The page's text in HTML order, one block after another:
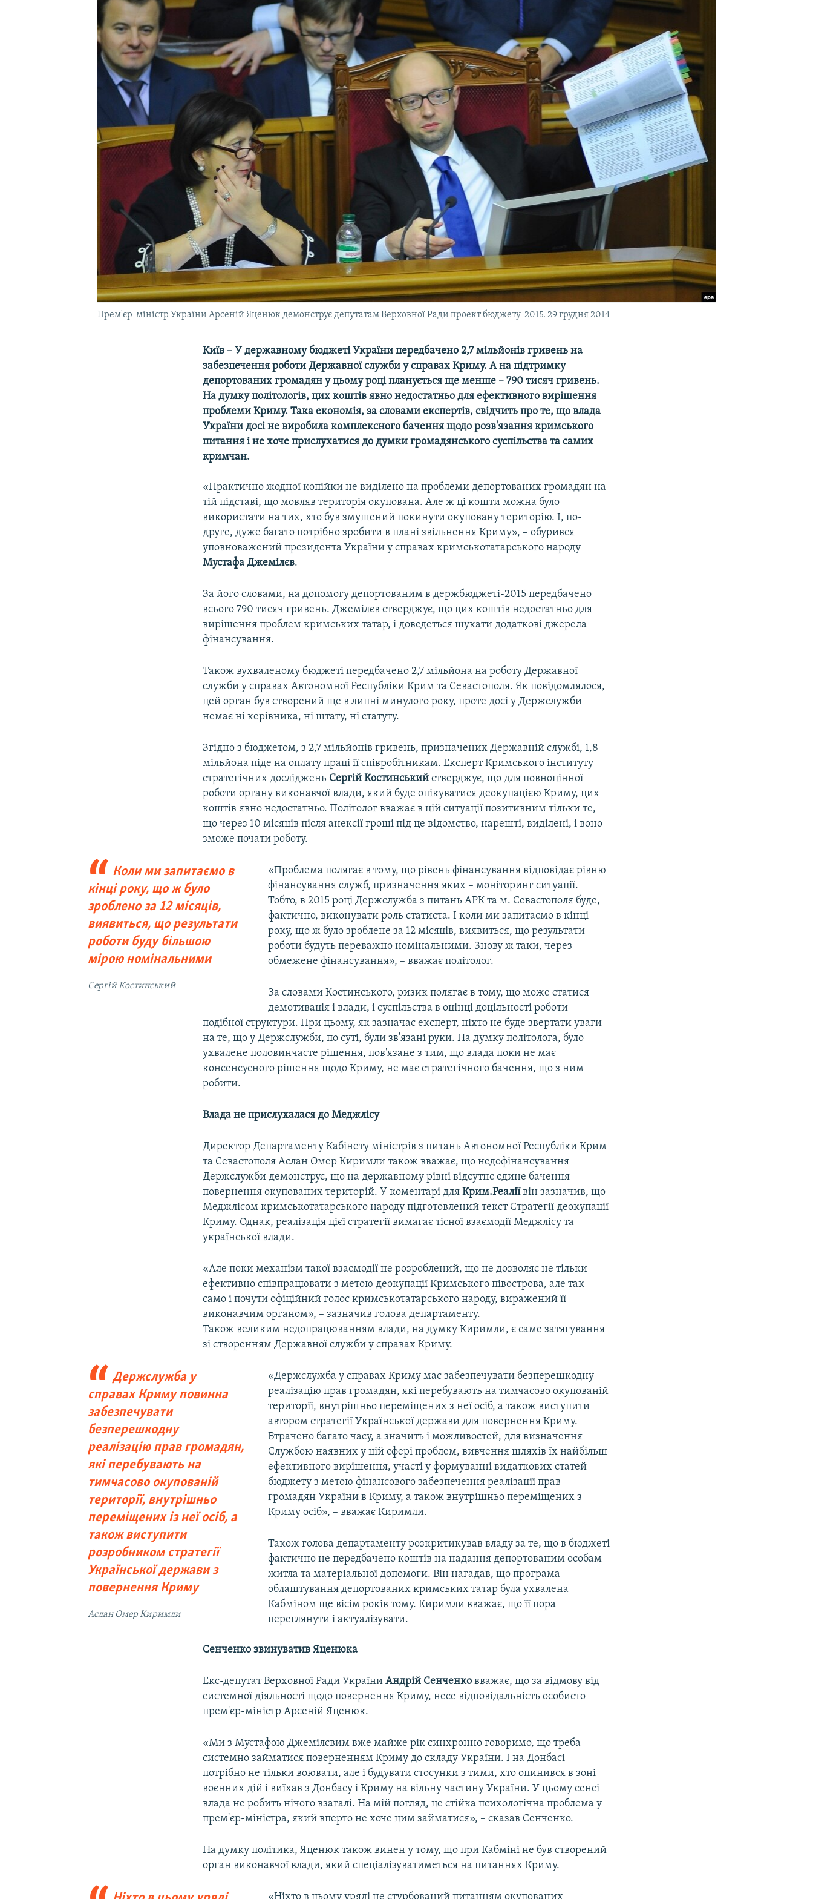
УКРАЇНСЬКА ПРОБЛЕМА КРИМУ
Прем'єр-міністр України Арсеній Яценюк демонструє депутатам Верховної Ради проект бюджету-2015. 29 грудня 2014
Київ – У державному бюджеті України передбачено 2,7 мільйонів гривень на
забезпечення роботи Державної служби у справах Криму. А на підтримку
депортованих громадян у цьому році планується ще менше – 790 тисяч гривень.
На думку політологів, цих коштів явно недостатньо для ефективного вирішення
проблеми Криму. Така економія, за словами експертів, свідчить про те, що влада
України досі не виробила комплексного бачення щодо розв'язання кримського
питання і не хоче прислухатися до думки громадянського суспільства та самих
кримчан.
«Практично жодної копійки не виділено на проблеми депортованих громадян на
тій підставі, що мовляв територія окупована. Але ж ці кошти можна було
використати на тих, хто був змушений покинути окуповану територію. І, по-
друге, дуже багато потрібно зробити в плані звільнення Криму», – обурився
уповноважений президента України у справах кримськотатарського народу
Мустафа Джемілєв.
За його словами, на допомогу депортованим в держбюджеті-2015 передбачено
всього 790 тисяч гривень. Джемілєв стверджує, що цих коштів недостатньо для
вирішення проблем кримських татар, і доведеться шукати додаткові джерела
фінансування.
Також вухваленому бюджеті передбачено 2,7 мільйона на роботу Державної
служби у справах Автономної Республіки Крим та Севастополя. Як повідомлялося,
цей орган був створений ще в липні минулого року, проте досі у Держслужби
немає ні керівника, ні штату, ні статуту.
Згідно з бюджетом, з 2,7 мільйонів гривень, призначених Державній службі, 1,8
мільйона піде на оплату праці її співробітникам. Експерт Кримського інституту
стратегічних досліджень Сергій Костинськийстверджує, що для повноцінної
роботи органу виконавчої влади, який буде опікуватися деокупацією Криму, цих
коштів явно недостатньо. Політолог вважає в цій ситуації позитивним тільки те,
що через 10 місяців після анексії гроші під це відомство, нарешті, виділені, і воно
зможе почати роботу.
Коли ми запитаємо в
кінці року, що ж було
зроблено за 12 місяців,
виявиться, що результати
роботи буду більшою
мірою номінальними
Сергій Костинський
«Проблема полягає в тому, що рівень фінансування відповідає рівню
фінансування служб, призначення яких – моніторинг ситуації.
Тобто, в 2015 році Держслужба з питань АРК та м. Севастополя буде,
фактично, виконувати роль статиста. І коли ми запитаємо в кінці
року, що ж було зроблене за 12 місяців, виявиться, що результати
роботи будуть переважно номінальними. Знову ж таки, через
обмежене фінансування», – вважає політолог.
За словами Костинського, ризик полягає в тому, що може статися
демотивація і влади, і суспільства в оцінці доцільності роботи
подібної структури. При цьому, як зазначає експерт, ніхто не буде звертати уваги
на те, що у Держслужби, по суті, були зв'язані руки. На думку політолога, було
ухвалене половинчасте рішення, пов'язане з тим, що влада поки не має
консенсусного рішення щодо Криму, не має стратегічного бачення, що з ним
робити.
Влада не прислухалася до Меджлісу
Директор Департаменту Кабінету міністрів з питань Автономної Республіки Крим
та Севастополя Аслан Омер Киримли також вважає, що недофінансування
Держслужби демонструє, що на державному рівні відсутнє єдине бачення
повернення окупованих територій. У коментарі дляКрим.Реаліївін зазначив, що
Меджлісом кримськотатарського народу підготовлений текст Стратегії деокупації
Криму. Однак, реалізація цієї стратегії вимагає тісної взаємодії Меджлісу та
української влади.
«Але поки механізм такої взаємодії не розроблений, що не дозволяє не тільки
ефективно співпрацювати з метою деокупації Кримського півострова, але так
само і почути офіційний голос кримськотатарського народу, виражений її
виконавчим органом», – зазначив голова департаменту.
Також великим недопрацюванням влади, на думку Киримли, є саме затягування
зі створенням Державної служби у справах Криму.
Держслужба у
справах Криму повинна
забезпечувати
безперешкодну
реалізацію прав громадян,
які перебувають на
тимчасово окупованій
території, внутрішньо
переміщених із неї осіб, а
також виступити
розробником стратегії
Української держави з
повернення Криму
Аслан Омер Киримли
«Держслужба у справах Криму має забезпечувати безперешкодну
реалізацію прав громадян, які перебувають на тимчасово окупованій
території, внутрішньо переміщених з неї осіб, а також виступити
автором стратегії Української держави для повернення Криму.
Втрачено багато часу, а значить і можливостей, для визначення
Службою наявних у цій сфері проблем, вивчення шляхів їх найбільш
ефективного вирішення, участі у формуванні видаткових статей
бюджету з метою фінансового забезпечення реалізації прав
громадян України в Криму, а також внутрішньо переміщених з
Криму осіб», – вважає Киримли.
Також голова департаменту розкритикував владу за те, що в бюджеті
фактично не передбачено коштів на надання депортованим особам
житла та матеріальної допомоги. Він нагадав, що програма
облаштування депортованих кримських татар була ухвалена
Кабміном ще вісім років тому. Киримли вважає, що її пора
переглянути і актуалізувати.
Сенченко звинуватив Яценюка
Екс-депутат Верховної Ради УкраїниАндрій Сенченко вважає, що за відмову від
системної діяльності щодо повернення Криму, несе відповідальність особисто
прем'єр-міністр Арсеній Яценюк.
«Ми з Мустафою Джемілєвим вже майже рік синхронно говоримо, що треба
системно займатися поверненням Криму до складу України. І на Донбасі
потрібно не тільки воювати, але і будувати стосунки з тими, хто опинився в зоні
воєнних дій і виїхав з Донбасу і Криму на вільну частину України. У цьому сенсі
влада не робить нічого взагалі. На мій погляд, це стійка психологічна проблема у
прем'єр-міністра, який вперто не хоче цим займатися», – сказав Сенченко.
На думку політика, Яценюк також винен у тому, що при Кабміні не був створений
орган виконавчої влади, який спеціалізуватиметься на питаннях Криму.